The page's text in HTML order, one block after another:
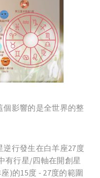
影響的是全世界的整
逆行發生在白羊座27度
有行星/四軸在開創星
)的15度 - 27度的範圍